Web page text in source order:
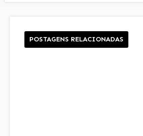
POSTAGENS RELACIONADAS